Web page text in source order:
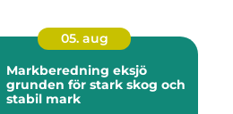
05. aug
Markberedning eksjö
grunden för stark skog och
stabil mark